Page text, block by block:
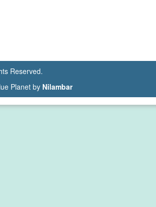
Reserved.
Planet by Nilambar